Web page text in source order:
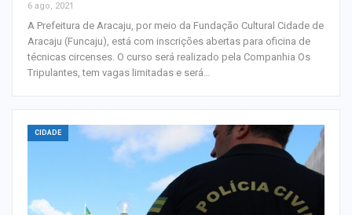
6 ago, 2021
A Prefeitura de Aracaju, por meio da Fundação Cultural Cidade de
Aracaju (Funcaju), está com inscrições abertas para oficina de
técnicas circenses. O curso será realizado pela Companhia Os
Tripulantes, tem vagas limitadas e será…
CIDADE